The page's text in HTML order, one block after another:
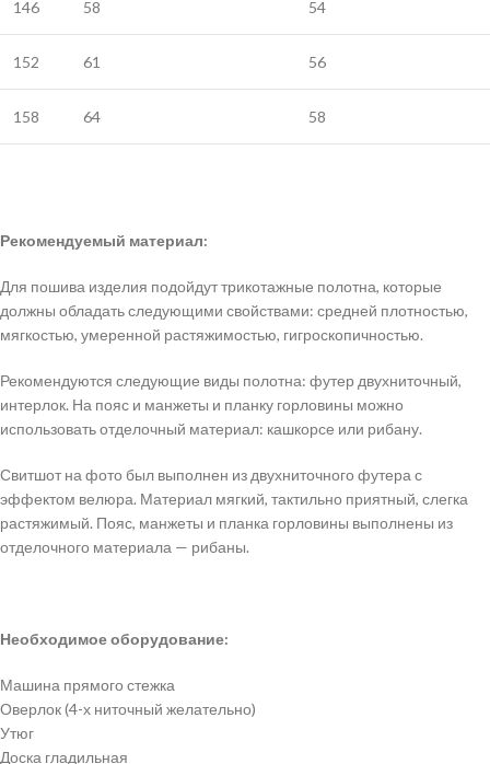
146 58 54
152 61 56
158 64 58
Рекомендуемый материал:
Для пошива изделия подойдут трикотажные полотна, которые
должны обладать следующими свойствами: средней плотностью,
мягкостью, умеренной растяжимостью, гигроскопичностью.
Рекомендуются следующие виды полотна: футер двухниточный,
интерлок. На пояс и манжеты и планку горловины можно
использовать отделочный материал: кашкорсе или рибану.
Свитшот на фото был выполнен из двухниточного футера с
эффектом велюра. Материал мягкий, тактильно приятный, слегка
растяжимый. Пояс, манжеты и планка горловины выполнены из
отделочного материала — рибаны.
Необходимое оборудование:
Машина прямого стежка
Оверлок (4-х ниточный желательно)
Утюг
Доска гладильная